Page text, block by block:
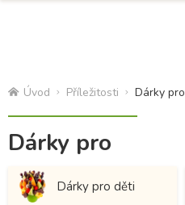
Úvod Příležitosti Dárky pro
Dárky pro
Dárky pro děti